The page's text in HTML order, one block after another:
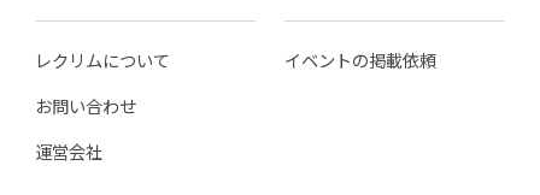
レクリムについて
お問い合わせ
運営会社
イベントの掲載依頼